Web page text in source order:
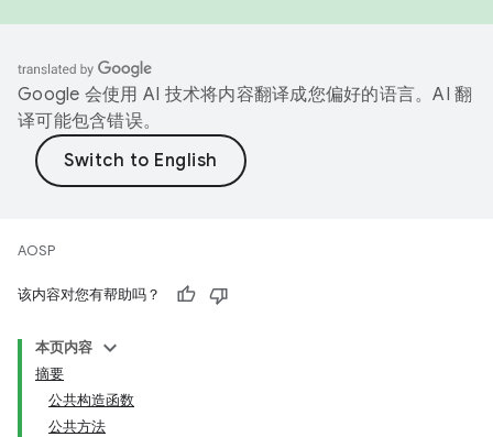
Google 会使用 AI 技术将内容翻译成您偏好的语言。AI 翻
译可能包含错误。
AOSP
该内容对您有帮助吗？
本页内容
摘要
公共构造函数
公共方法